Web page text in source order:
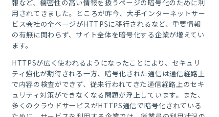
報など、機密性の高い情報を扱うページの暗号化のために利
用されてきました。ところが昨今、大手インターネットサー
ビス会社の全ページがHTTPSに移行されるなど、重要情報
の有無に関わらず、サイト全体を暗号化する企業が増えてい
ます。
HTTPSが広く使われるようになったことにより、セキュリ
ティ強化が期待される一方、暗号化された通信は通信経路上
で内容の検査ができず、従来行われてきた通信経路上のセキ
ュリティ対策ができなくなる問題が浮上しています。また、
多くのクラウドサービスがHTTPS通信で暗号化されている